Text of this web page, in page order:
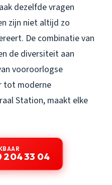
dezelfde vragen
zijn niet altijd zo
De combinatie van
de diversiteit aan
vooroorlogse
tot moderne
Station, maakt elke
204 33 04